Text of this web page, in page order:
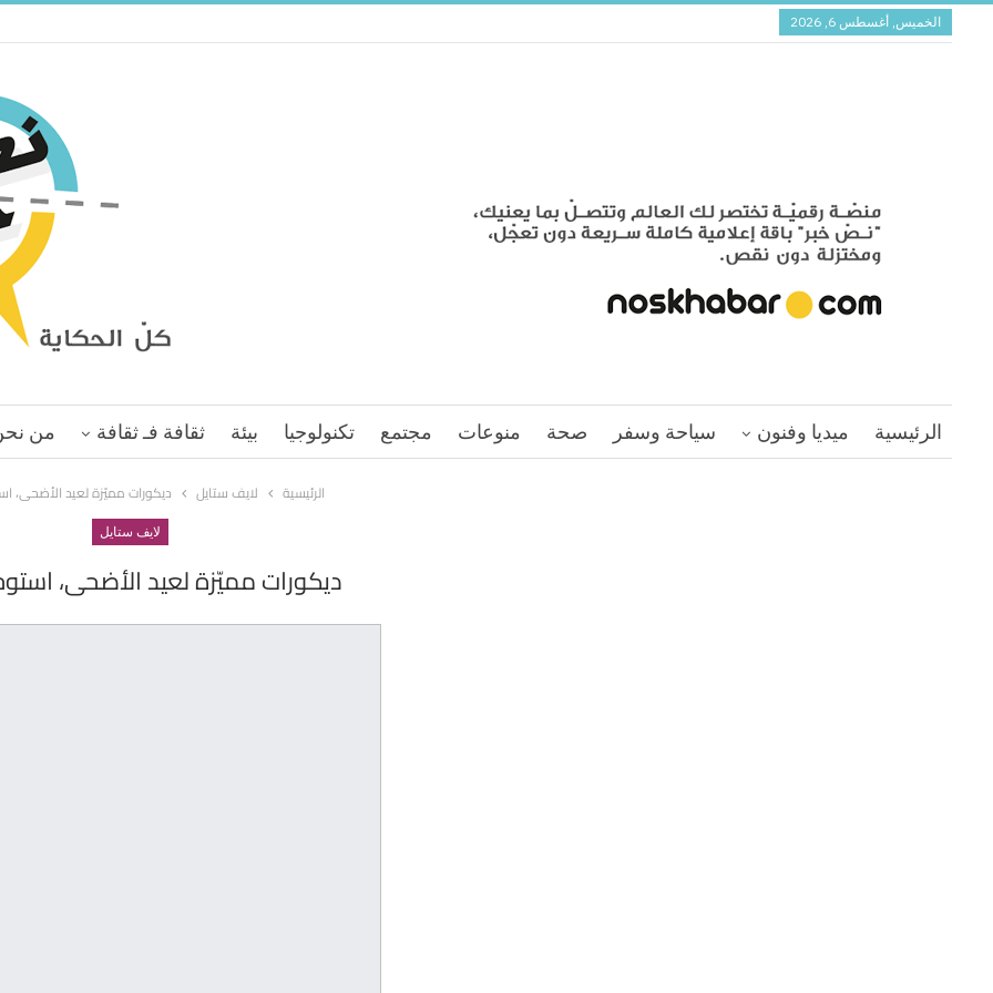
الخميس, أغسطس 6, 2026
الرئيسية ميديا وفنون سياحة وسفر صحة منوعات مجتمع تكنولوجيا بيئة ثقافة فـ ثقافة من
الرئيسية لايف ستايل ديكورات مميّزة لعيد الأضحى،
لايف ستايل
ديكورات مميّزة لعيد الأضحى،